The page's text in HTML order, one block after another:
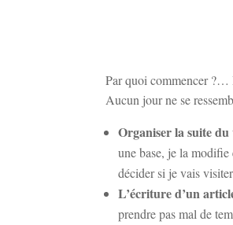
Par quoi commencer ?…
Aucun jour ne se
Organiser la suite du
une base, je la modifie
décider si je vais
L’écriture d’un
prendre pas mal de